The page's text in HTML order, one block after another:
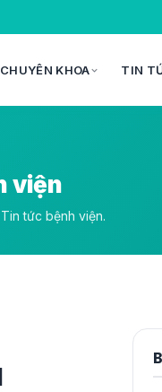
CHUYÊN KHOA TIN
viện
tức bệnh viện.